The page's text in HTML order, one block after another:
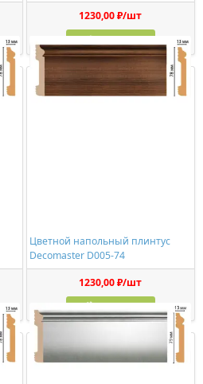
1230,00 ₽/шт
Купить
Цветной напольный плинтус
Decomaster D005-74
1230,00 ₽/шт
Купить